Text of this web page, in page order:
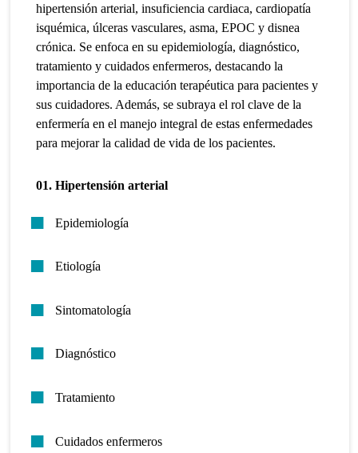
hipertensión arterial, insuficiencia cardiaca, cardiopatía
isquémica, úlceras vasculares, asma, EPOC y disnea
crónica. Se enfoca en su epidemiología, diagnóstico,
tratamiento y cuidados enfermeros, destacando la
importancia de la educación terapéutica para pacientes y
sus cuidadores. Además, se subraya el rol clave de la
enfermería en el manejo integral de estas enfermedades
para mejorar la calidad de vida de los pacientes.
01. Hipertensión arterial
Epidemiología
Etiología
Sintomatología
Diagnóstico
Tratamiento
Cuidados enfermeros